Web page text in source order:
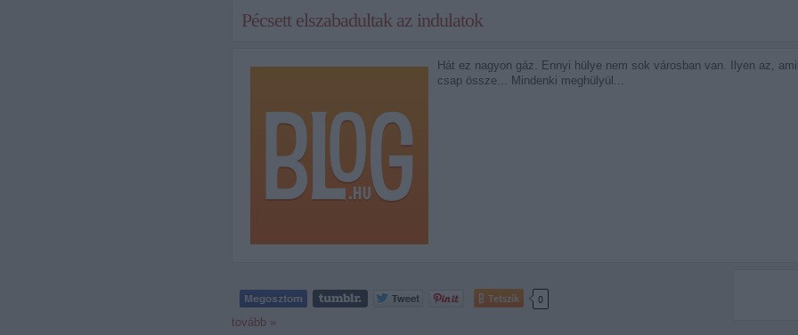
Pécsett elszabadultak az indulatok
Hát ez nagyon gáz. Ennyi hülye nem sok városban van. Ilyen az,
csap össze... Mindenki meghülyül...
Tetszik 0
tovább »